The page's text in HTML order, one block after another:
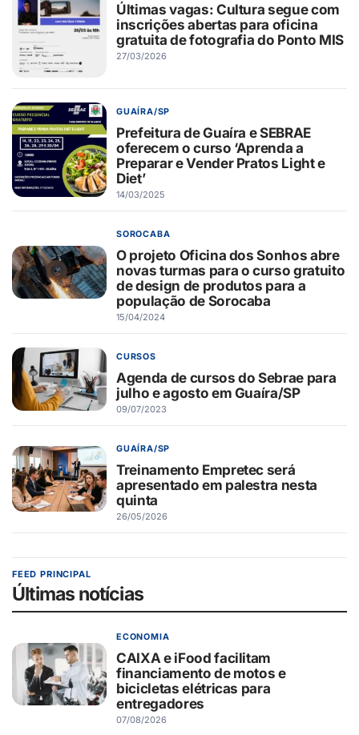
Últimas vagas: Cultura segue com
inscrições abertas para oficina
gratuita de fotografia do Ponto MIS
27/03/2026
GUAÍRA/SP
Prefeitura de Guaíra e SEBRAE
oferecem o curso ‘Aprenda a
Preparar e Vender Pratos Light e
Diet’
14/03/2025
SOROCABA
O projeto Oficina dos Sonhos abre
novas turmas para o curso gratuito
de design de produtos para a
população de Sorocaba
15/04/2024
CURSOS
Agenda de cursos do Sebrae para
julho e agosto em Guaíra/SP
09/07/2023
GUAÍRA/SP
Treinamento Empretec será
apresentado em palestra nesta
quinta
26/05/2026
FEED PRINCIPAL
Últimas notícias
ECONOMIA
CAIXA e iFood facilitam
financiamento de motos e
bicicletas elétricas para
entregadores
07/08/2026